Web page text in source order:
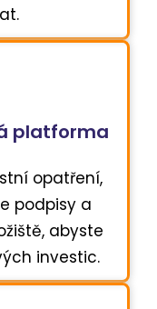
platforma
opatření,
podpisy a
abyste
investic.